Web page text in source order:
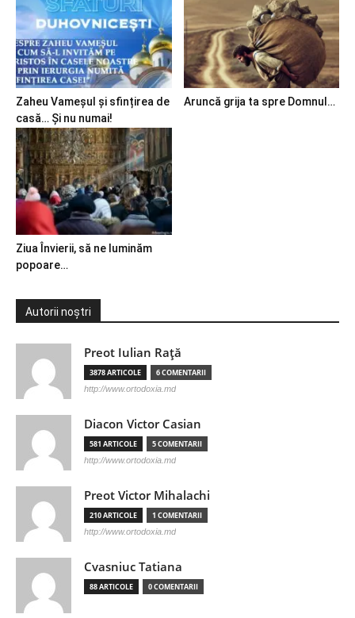
Zaheu Vameșul și sfințirea de
casă… Și nu numai!
Aruncă grija ta spre Domnul…
Ziua Învierii, să ne luminăm
popoare…
Autorii noștri
Preot Iulian Raţă
3878 ARTICOLE 6 COMENTARII
http://www.ortodoxia.md
Diacon Victor Casian
581 ARTICOLE 5 COMENTARII
http://www.ortodoxia.md
Preot Victor Mihalachi
210 ARTICOLE 1 COMENTARII
http://www.ortodoxia.md
Cvasniuc Tatiana
88 ARTICOLE 0 COMENTARII